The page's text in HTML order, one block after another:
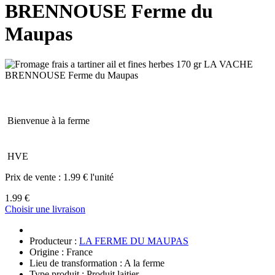
BRENNOUSE Ferme du
Maupas
Bienvenue à la ferme
HVE
Prix de vente : 1.99 € l'unité
1.99 €
Choisir une livraison
Producteur : LA FERME DU MAUPAS
Origine : France
Lieu de transformation : A la ferme